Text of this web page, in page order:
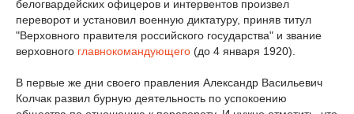
белогвардейских офицеров и интервентов произвел
переворот и установил военную диктатуру, приняв титул
"Верховного правителя российского государства" и звание
верховного главнокомандующего (до 4 января 1920).
В первые же дни своего правления Александр Васильевич
Колчак развил бурную деятельность по успокоению